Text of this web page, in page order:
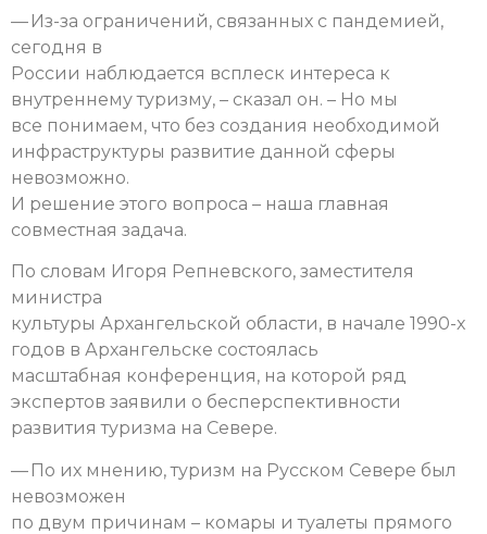
— Из-за ограничений, связанных с пандемией,
сегодня в
России наблюдается всплеск интереса к
внутреннему туризму, – сказал он. – Но мы
все понимаем, что без создания необходимой
инфраструктуры развитие данной сферы
невозможно.
И решение этого вопроса – наша главная
совместная задача.
По словам Игоря Репневского, заместителя
министра
культуры Архангельской области, в начале 1990-х
годов в Архангельске состоялась
масштабная конференция, на которой ряд
экспертов заявили о бесперспективности
развития туризма на Севере.
— По их мнению, туризм на Русском Севере был
невозможен
по двум причинам – комары и туалеты прямого